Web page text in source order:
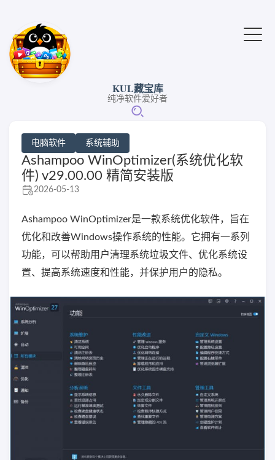
KUL藏宝库
纯净软件爱好者
电脑软件 系统辅助
Ashampoo WinOptimizer(系统优化软
件) v29.00.00 精简安装版
2026-05-13
Ashampoo WinOptimizer是一款系统优化软件，旨在
优化和改善Windows操作系统的性能。它拥有一系列
功能，可以帮助用户清理系统垃圾文件、优化系统设
置、提高系统速度和性能，并保护用户的隐私。